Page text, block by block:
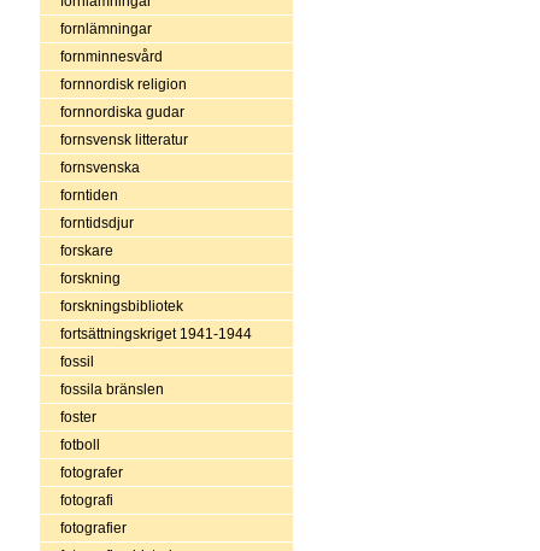
fornlämningar
fornminnesvård
fornnordisk religion
fornnordiska gudar
fornsvensk litteratur
fornsvenska
forntiden
forntidsdjur
forskare
forskning
forskningsbibliotek
fortsättningskriget 1941-1944
fossil
fossila bränslen
foster
fotboll
fotografer
fotografi
fotografier